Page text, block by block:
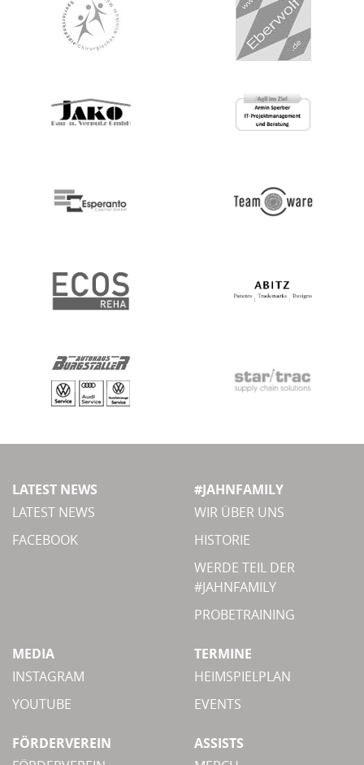
LATEST NEWS
LATEST NEWS
FACEBOOK
#JAHNFAMILY
WIR ÜBER UNS
HISTORIE
WERDE TEIL DER
#JAHNFAMILY
PROBETRAINING
MEDIA
INSTAGRAM
YOUTUBE
TERMINE
HEIMSPIELPLAN
EVENTS
FÖRDERVEREIN
ASSISTS